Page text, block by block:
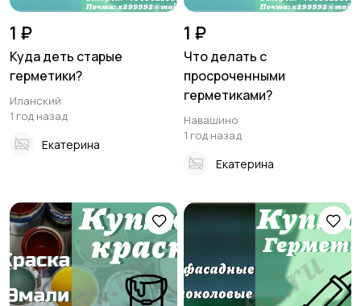
1 ₽
Куда деть старые
герметики?
Иланский
1 год назад
Екатерина
1 ₽
Что делать с
просроченными
герметиками?
Навашино
1 год назад
Екатерина